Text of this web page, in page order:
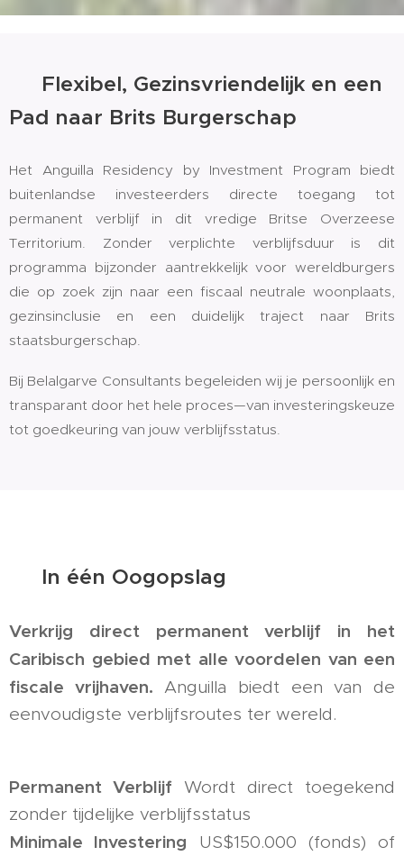
🌍 Flexibel, Gezinsvriendelijk en een
Pad naar Brits Burgerschap
Het Anguilla Residency by Investment Program biedt
buitenlandse investeerders directe toegang tot
permanent verblijf in dit vredige Britse Overzeese
Territorium. Zonder verplichte verblijfsduur is dit
programma bijzonder aantrekkelijk voor wereldburgers
die op zoek zijn naar een fiscaal neutrale woonplaats,
gezinsinclusie en een duidelijk traject naar Brits
staatsburgerschap.
Bij Belalgarve Consultants begeleiden wij je persoonlijk en
transparant door het hele proces—van investeringskeuze
tot goedkeuring van jouw verblijfsstatus.
✅ In één Oogopslag
Verkrijg direct permanent verblijf in het
Caribisch gebied met alle voordelen van een
fiscale vrijhaven. Anguilla biedt een van de
eenvoudigste verblijfsroutes ter wereld.
Permanent Verblijf Wordt direct toegekend
zonder tijdelijke verblijfsstatus
Minimale Investering US$150.000 (fonds) of